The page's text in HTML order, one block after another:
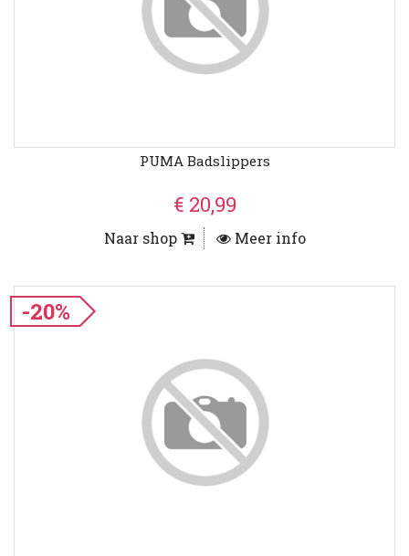
PUMA Badslippers
€ 20,99
Naar shop Meer info
-20%